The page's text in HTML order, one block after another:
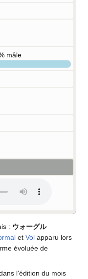
mâle
: ウォーグル
et Vol apparu lors
évoluée de
l'édition du mois